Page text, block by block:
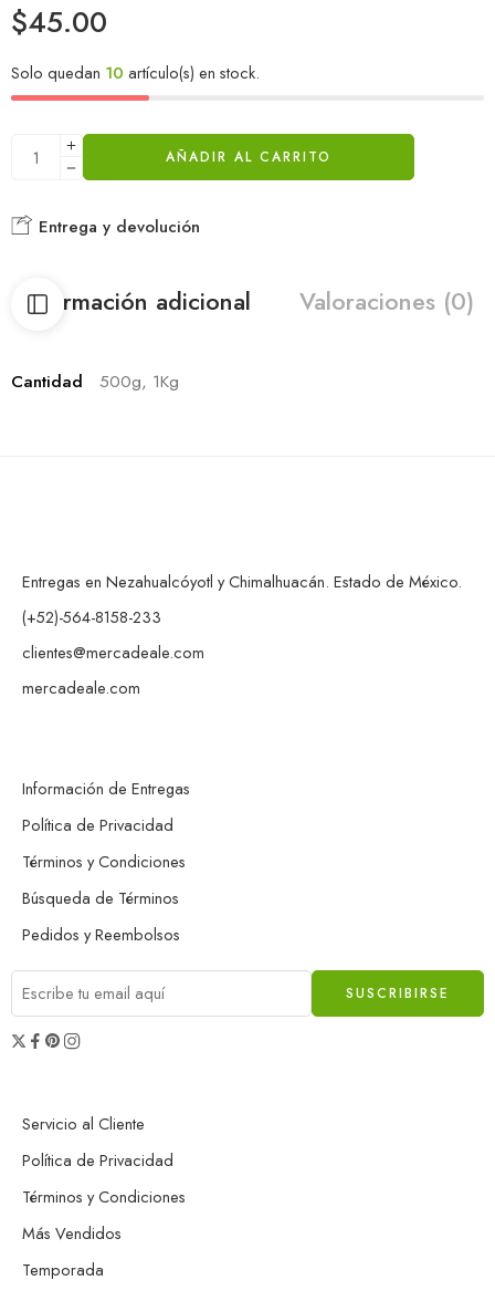
$45.00
Solo quedan 10 artículo(s) en stock.
AÑADIR AL CARRITO
Entrega y devolución
Información adicional Valoraciones (0)
Cantidad 500g, 1Kg
Entregas en Nezahualcóyotl y Chimalhuacán. Estado de México.
(+52)-564-8158-233
clientes@mercadeale.com
mercadeale.com
Información de Entregas
Política de Privacidad
Términos y Condiciones
Búsqueda de Términos
Pedidos y Reembolsos
Servicio al Cliente
Política de Privacidad
Términos y Condiciones
Más Vendidos
Temporada